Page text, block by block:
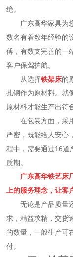
绝。
广东高华家具为您
数名有着数年经验的
傅，有数支完善的一
客户保驾护航。
从选择铁架床的
扎钢作为原材料。就
原材料才能生产出符
在包装方面，采用
严密，既能给人安心
程中，需要通过16道
质期。
广东高华铁艺床厂
上的服务理念，让客
无论是产品质量还
求，精益求精，交货
的数量，一般生产可
付。